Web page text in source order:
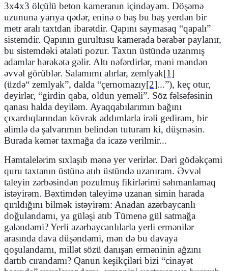
3x4x3 ölçülü beton kameranın içindəyəm. Döşəmə
uzununa yarıya qədər, eninə o baş bu baş yerdən bir
metr aralı taxtdan ibarətdir. Qapını saymasaq “qapalı”
sistemdir. Qapının gurultusu kamerada bərabər paylanır,
bu sistemdəki ətaləti pozur. Taxtın üstündə uzanmış
adamlar hərəkətə gəlir. Altı nəfərdirlər, məni məndən
əvvəl görüblər. Salamımı alırlar, zemlyak[1]
(üzdə“ zemlyak”, dalda “çernomazıy[2]...”), keç otur,
deyirlər, “girdin qaba, oldun yeməli”. Söz fəlsəfəsinin
qanası halda deyiləm. Ayaqqabılarımın bağını
çıxardıqlarından kövrək addımlarla irəli gedirəm, bir
əlimlə də şalvarımın belindən tuturam ki, düşməsin.
Burada kəmər taxmağa da icazə verilmir...
Həmtalelərim sıxlaşıb mənə yer verirlər. Dəri gödəkçəmi
quru taxtanın üstünə atıb üstündə uzanıram. Əvvəl
taleyin zərbəsindən pozulmuş fikirlərimi səhmanlamaq
istəyirəm. Bəxtimdən taleyimə uzanan simin harada
qırıldığını bilmək istəyirəm: Anadan azərbaycanlı
doğulandamı, ya güləşi atıb Tümenə gül satmağa
gələndəmi? Yerli azərbaycanlılarla yerli ermənilər
arasında dava düşəndəmi, mən də bu davaya
qoşulandamı, millət sözü danışan erməninin ağzını
dartıb cırandamı? Qanun keşikçiləri bizi “cinayət